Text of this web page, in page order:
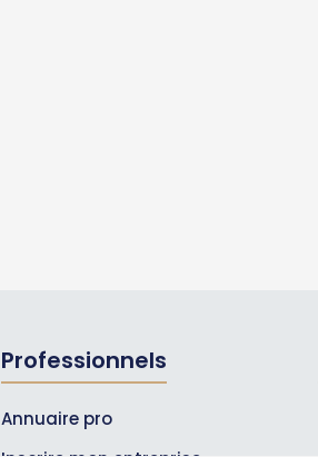
Professionnels
Annuaire pro